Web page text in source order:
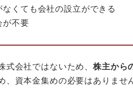
なくても会社の設立ができる
が不要
式会社ではないため、株主から
、資本金集めの必要はありませ